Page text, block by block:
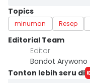
Topics
minuman Resep
Editorial Team
Editor
Bandot Arywono
Tonton lebih seru di